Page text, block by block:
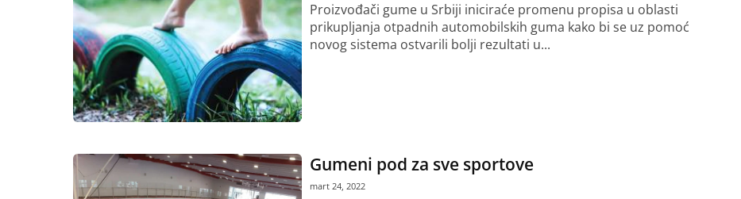
Proizvođači gume u Srbiji iniciraće promenu propisa u oblasti
prikupljanja otpadnih automobilskih guma kako bi se uz pomoć
novog sistema ostvarili bolji rezultati u...
Gumeni pod za sve sportove
mart 24, 2022